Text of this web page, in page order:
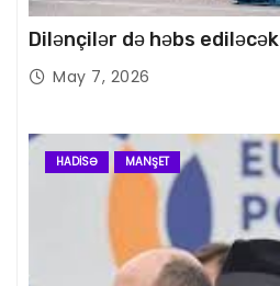
Dilənçilər də həbs ediləcək
May 7, 2026
HADISƏ MANŞET